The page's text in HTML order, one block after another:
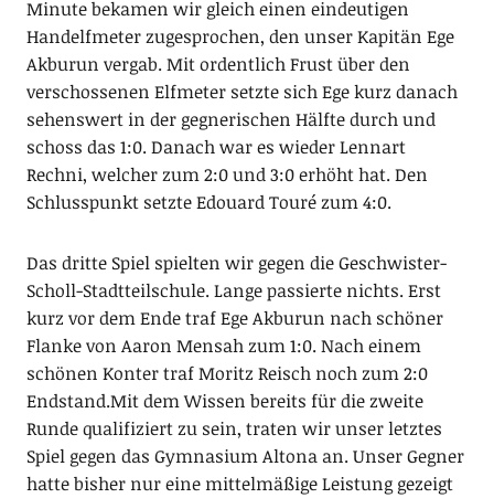
Minute bekamen wir gleich einen eindeutigen
Handelfmeter zugesprochen, den unser Kapitän Ege
Akburun vergab. Mit ordentlich Frust über den
verschossenen Elfmeter setzte sich Ege kurz danach
sehenswert in der gegnerischen Hälfte durch und
schoss das 1:0. Danach war es wieder Lennart
Rechni, welcher zum 2:0 und 3:0 erhöht hat. Den
Schlusspunkt setzte Edouard Touré zum 4:0.
Das dritte Spiel spielten wir gegen die Geschwister-
Scholl-Stadtteilschule. Lange passierte nichts. Erst
kurz vor dem Ende traf Ege Akburun nach schöner
Flanke von Aaron Mensah zum 1:0. Nach einem
schönen Konter traf Moritz Reisch noch zum 2:0
Endstand.Mit dem Wissen bereits für die zweite
Runde qualifiziert zu sein, traten wir unser letztes
Spiel gegen das Gymnasium Altona an. Unser Gegner
hatte bisher nur eine mittelmäßige Leistung gezeigt